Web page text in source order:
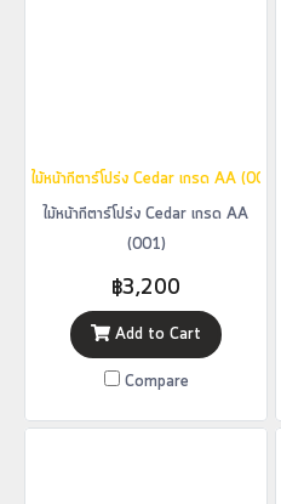
ไม้หน้ากีตาร์โปร่ง Cedar เกรด AA (001)
ไม้หน้ากีตาร์โปร่ง Cedar เกรด AA
(001)
฿3,200
Add to Cart
Compare